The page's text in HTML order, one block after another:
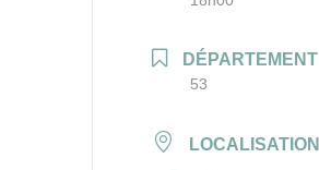
DÉPARTEMENT
53
LOCALISATION